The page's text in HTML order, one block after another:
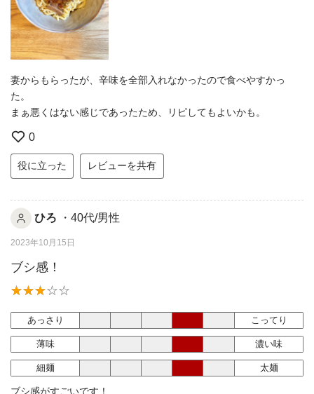
妻からもらったが、辛味を全部入れなかったので食べやすかっ
た。
まぁ悪くはない感じであったため、リピしてもよいかも。
0
役に立った レビューを共有
ひろ ・40代/男性
2023年10月15日
ブシ感！
あっさり こってり
薄味 濃い味
細麺 太麺
ブシ感がすごいです！